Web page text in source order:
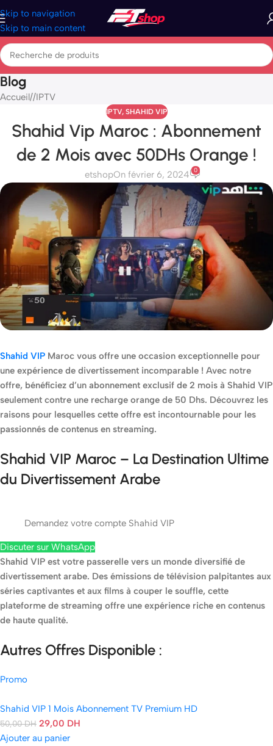
Skip to navigation
Skip to main content
Blog
Accueil/ IPTV
IPTV, SHAHID VIP
Shahid Vip Maroc : Abonnement
de 2 Mois avec 50DHs Orange !
etshopOn février 6, 2024 0
Shahid VIP Maroc vous offre une occasion exceptionnelle pour
une expérience de divertissement incomparable ! Avec notre
offre, bénéficiez d’un abonnement exclusif de 2 mois à Shahid VIP
seulement contre une recharge orange de 50 Dhs. Découvrez les
raisons pour lesquelles cette offre est incontournable pour les
passionnés de contenus en streaming.
Shahid VIP Maroc – La Destination Ultime
du Divertissement Arabe
Demandez votre compte Shahid VIP
Discuter sur WhatsApp
Shahid VIP est votre passerelle vers un monde diversifié de
divertissement arabe. Des émissions de télévision palpitantes aux
séries captivantes et aux films à couper le souffle, cette
plateforme de streaming offre une expérience riche en contenus
de haute qualité.
Autres Offres Disponible :
Promo
Shahid VIP 1 Mois Abonnement TV Premium HD
50,00DH 29,00 DH
Ajouter au panier